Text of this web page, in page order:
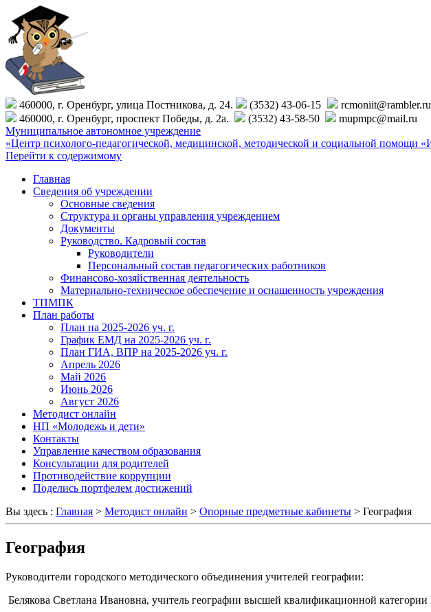
460000, г. Оренбург, улица Постникова, д. 24. (3532) 43-06-15
rcmoniit@rambler.ru
460000, г. Оренбург, проспект Победы, д. 2а.
(3532) 43-58-50
mupmpc@mail.ru
Муниципальное автономное учреждение
«Центр психолого-педагогической, медицинской, методической и социальной
Перейти к содержимому
Главная
Сведения об учреждении
Основные сведения
Структура и органы управления учреждением
Документы
Руководство. Кадровый состав
Руководители
Персональный состав педагогических работников
Финансово-хозяйственная деятельность
Материально-техническое обеспечение и оснащенность учреждения
ТПМПК
План работы
План на 2025-2026 уч. г.
График ЕМД на 2025-2026 уч. г.
План ГИА, ВПР на 2025-2026 уч. г.
Апрель 2026
Май 2026
Июнь 2026
Август 2026
Методист онлайн
НП «Молодежь и дети»
Контакты
Управление качеством образования
Консультации для родителей
Противодействие коррупции
Поделись портфелем достижений
Вы здесь : Главная > Методист онлайн > Опорные предметные кабинеты > География
География
Руководители городского методического объединения учителей географии:
Белякова Светлана Ивановна, учитель географии высшей квалификационной